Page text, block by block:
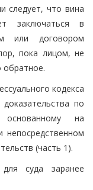
следует, что вина
заключаться в
или договором
пока лицом, не
обратное.
кодекса
по
на
(часть 1).
суда заранее